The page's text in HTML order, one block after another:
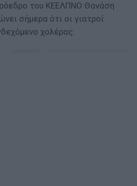
του ΚΕΕΛΠΝΟ Θανάση
σήμερα ότι οι γιατροί
χολέρας.